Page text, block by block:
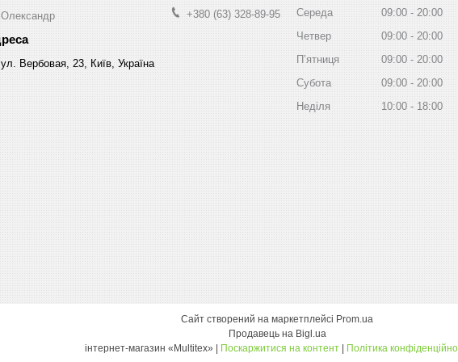
Олександр
ул. Вербовая, 23, Київ, Україна
+380 (63) 328-89-95 Середа 09:00
20:00
Четвер
09:00
20:00
Пʼятниця
09:00
20:00
Субота
09:00
20:00
Неділя
10:00 18:00
Сайт створений на маркетплейсі Prom.ua
Продавець на Bigl.ua
Поскаржитися на контент Політика